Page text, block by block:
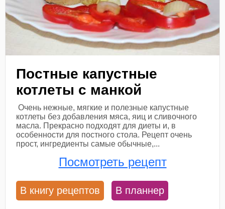
Постные капустные
котлеты с манкой
Очень нежные, мягкие и полезные капустные
котлеты без добавления мяса, яиц и сливочного
масла. Прекрасно подходят для диеты и, в
особенности для постного стола. Рецепт очень
прост, ингредиенты самые обычные,...
Посмотреть рецепт
В книгу рецептов В планнер